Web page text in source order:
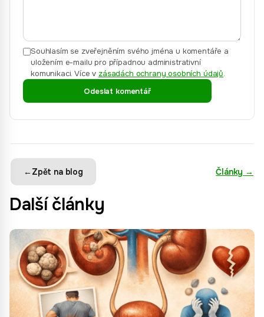
Souhlasím se zveřejněním svého jména u komentáře a
uložením e-mailu pro případnou administrativní
komunikaci. Více v zásadách ochrany osobních údajů.
Odeslat komentář
←Zpět na blog Články →
Další články